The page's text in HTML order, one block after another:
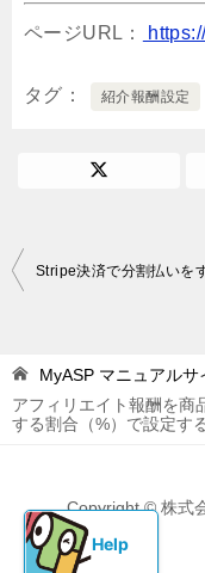
ページURL：
タグ 紹介報酬設定
投
ビ
ゲ
ョ
MyASP マニュアルサ
アフィリエイト報酬を商
する割合（%）で設定す
Copyright © 株式